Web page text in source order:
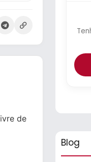
de
Blog